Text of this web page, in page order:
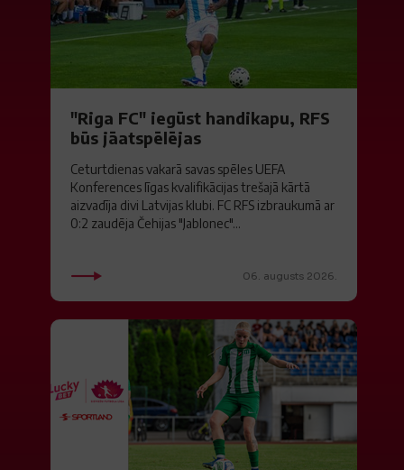
"Riga FC" iegūst handikapu, RFS
būs jāatspēlējas
Ceturtdienas vakarā savas spēles UEFA
Konferences līgas kvalifikācijas trešajā kārtā
aizvadīja divi Latvijas klubi. FC RFS izbraukumā ar
0:2 zaudēja Čehijas "Jablonec"...
06. augusts 2026.